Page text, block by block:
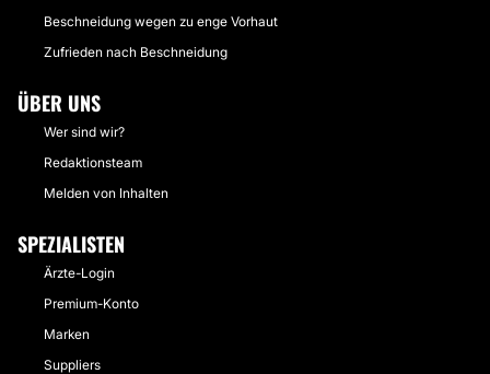
Beschneidung wegen zu enge Vorhaut
Zufrieden nach Beschneidung
ÜBER UNS
Wer sind wir?
Redaktionsteam
Melden von Inhalten
SPEZIALISTEN
Ärzte-Login
Premium-Konto
Marken
Suppliers